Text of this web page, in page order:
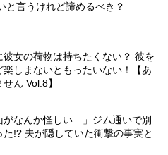
と言うけれど諦めるべき？
女の荷物は持ちたくない？ 彼を
しまないともったいない！【あ
ん Vol.8】
がなんか怪しい…」ジム通いで別
た!? 夫が隠していた衝撃の事実と